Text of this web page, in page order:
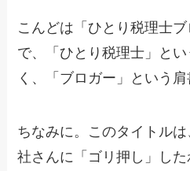
こんどは「ひとり税理士
で、「ひとり税理士」と
く、「ブロガー」という肩
ちなみに。このタイトル
社さんに「ゴリ押し」し